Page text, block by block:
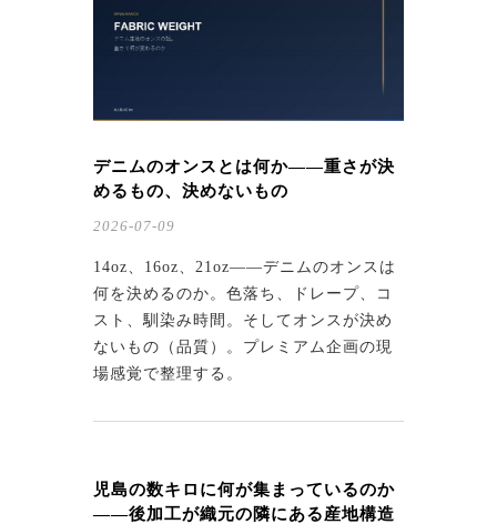
デニムのオンスとは何か——重さが決
めるもの、決めないもの
2026-07-09
14oz、16oz、21oz——デニムのオンスは
何を決めるのか。色落ち、ドレープ、コ
スト、馴染み時間。そしてオンスが決め
ないもの（品質）。プレミアム企画の現
場感覚で整理する。
児島の数キロに何が集まっているのか
——後加工が織元の隣にある産地構造